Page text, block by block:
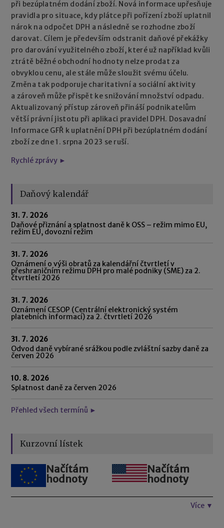
při bezúplatném dodání zboží. Nová informace upřesňuje
pravidla pro situace, kdy plátce při pořízení zboží uplatnil
nárok na odpočet DPH a následně se rozhodne zboží
darovat. Cílem je především odstranit daňové překážky
pro darování využitelného zboží, které už například kvůli
ztrátě běžné obchodní hodnoty nelze prodat za
obvyklou cenu, ale stále může sloužit svému účelu.
Změna tak podporuje charitativní a sociální aktivity
a zároveň může přispět ke snižování množství odpadu.
Aktualizovaný přístup zároveň přináší podnikatelům
větší právní jistotu při aplikaci pravidel DPH. Dosavadní
Informace GFŘ k uplatnění DPH při bezúplatném dodání
zboží ze dne 1. srpna 2023 se ruší.
Rychlé zprávy ►
Daňový kalendář
31. 7. 2026
Daňové přiznání a splatnost daně k OSS – režim mimo EU,
režim EU, dovozní režim
31. 7. 2026
Oznámení o výši obratů za kalendářní čtvrtletí v
přeshraničním režimu DPH pro malé podniky (SME) za 2.
čtvrtletí 2026
31. 7. 2026
Oznámení CESOP (Centrální elektronický systém
platebních informací) za 2. čtvrtletí 2026
31. 7. 2026
Odvod daně vybírané srážkou podle zvláštní sazby daně za
červen 2026
10. 8. 2026
Splatnost daně za červen 2026
Přehled všech termínů ►
Kurzovní lístek
Načítám
hodnoty
Načítám
hodnoty
Více ▼